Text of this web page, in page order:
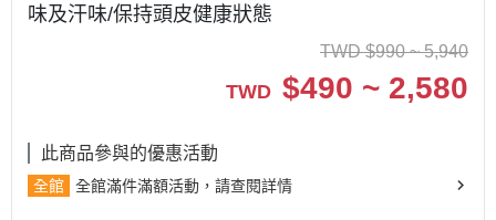
味及汗味/保持頭皮健康狀態
TWD $990 ~ 5,940
TWD $490 ~ 2,580
此商品參與的優惠活動
全館 全館滿件滿額活動，請查閱詳情